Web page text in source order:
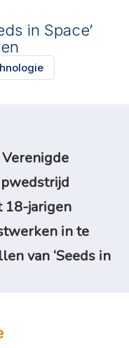
in Space’
18-jarigen
in te
van ‘Seeds in